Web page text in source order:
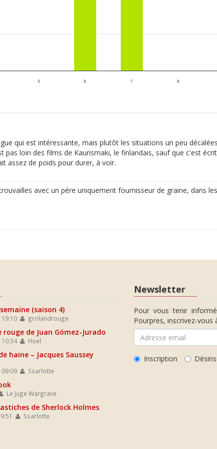
5 6 7 8
qui est intéressante, mais plutôt les situations un peu
loin des films de Kaurismaki, le finlandais, sauf que c'est
assez de poids pour durer, à voir.
avec un père uniquement fournisseur de graine, dans
(saison 4)
grolandrouge
rouge de Juan Gómez-Jurado
Hoel
haine – Jacques Saussey
Ssarlotte
Le Juge Wargrave
de Sherlock Holmes
Ssarlotte
Newsletter
Pour vous tenir
Pourpres, inscrivez-vous
Inscription